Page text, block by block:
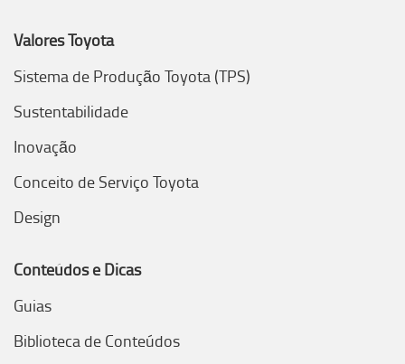
Valores Toyota
Sistema de Produção Toyota (TPS)
Sustentabilidade
Inovação
Conceito de Serviço Toyota
Design
Conteúdos e Dicas
Guias
Biblioteca de Conteúdos